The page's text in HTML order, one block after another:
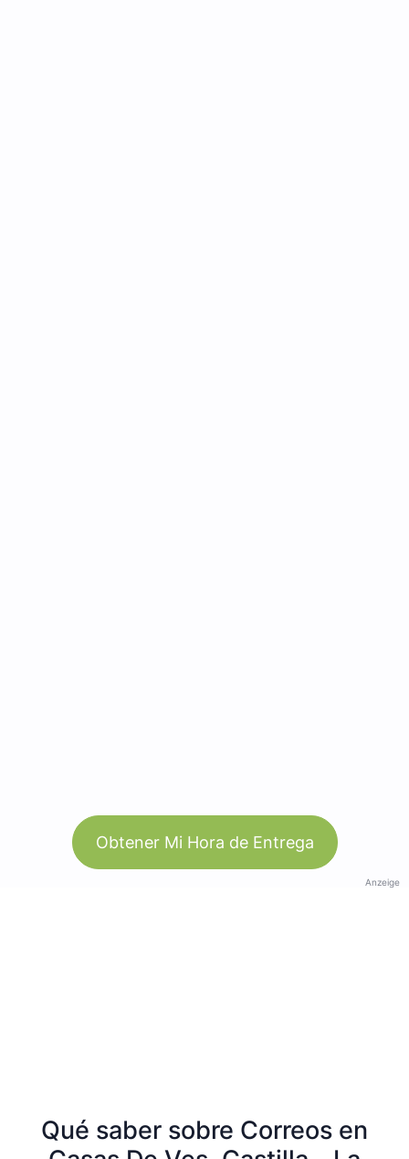
Obtener Mi Hora de Entrega
Anzeige
Qué saber sobre Correos en